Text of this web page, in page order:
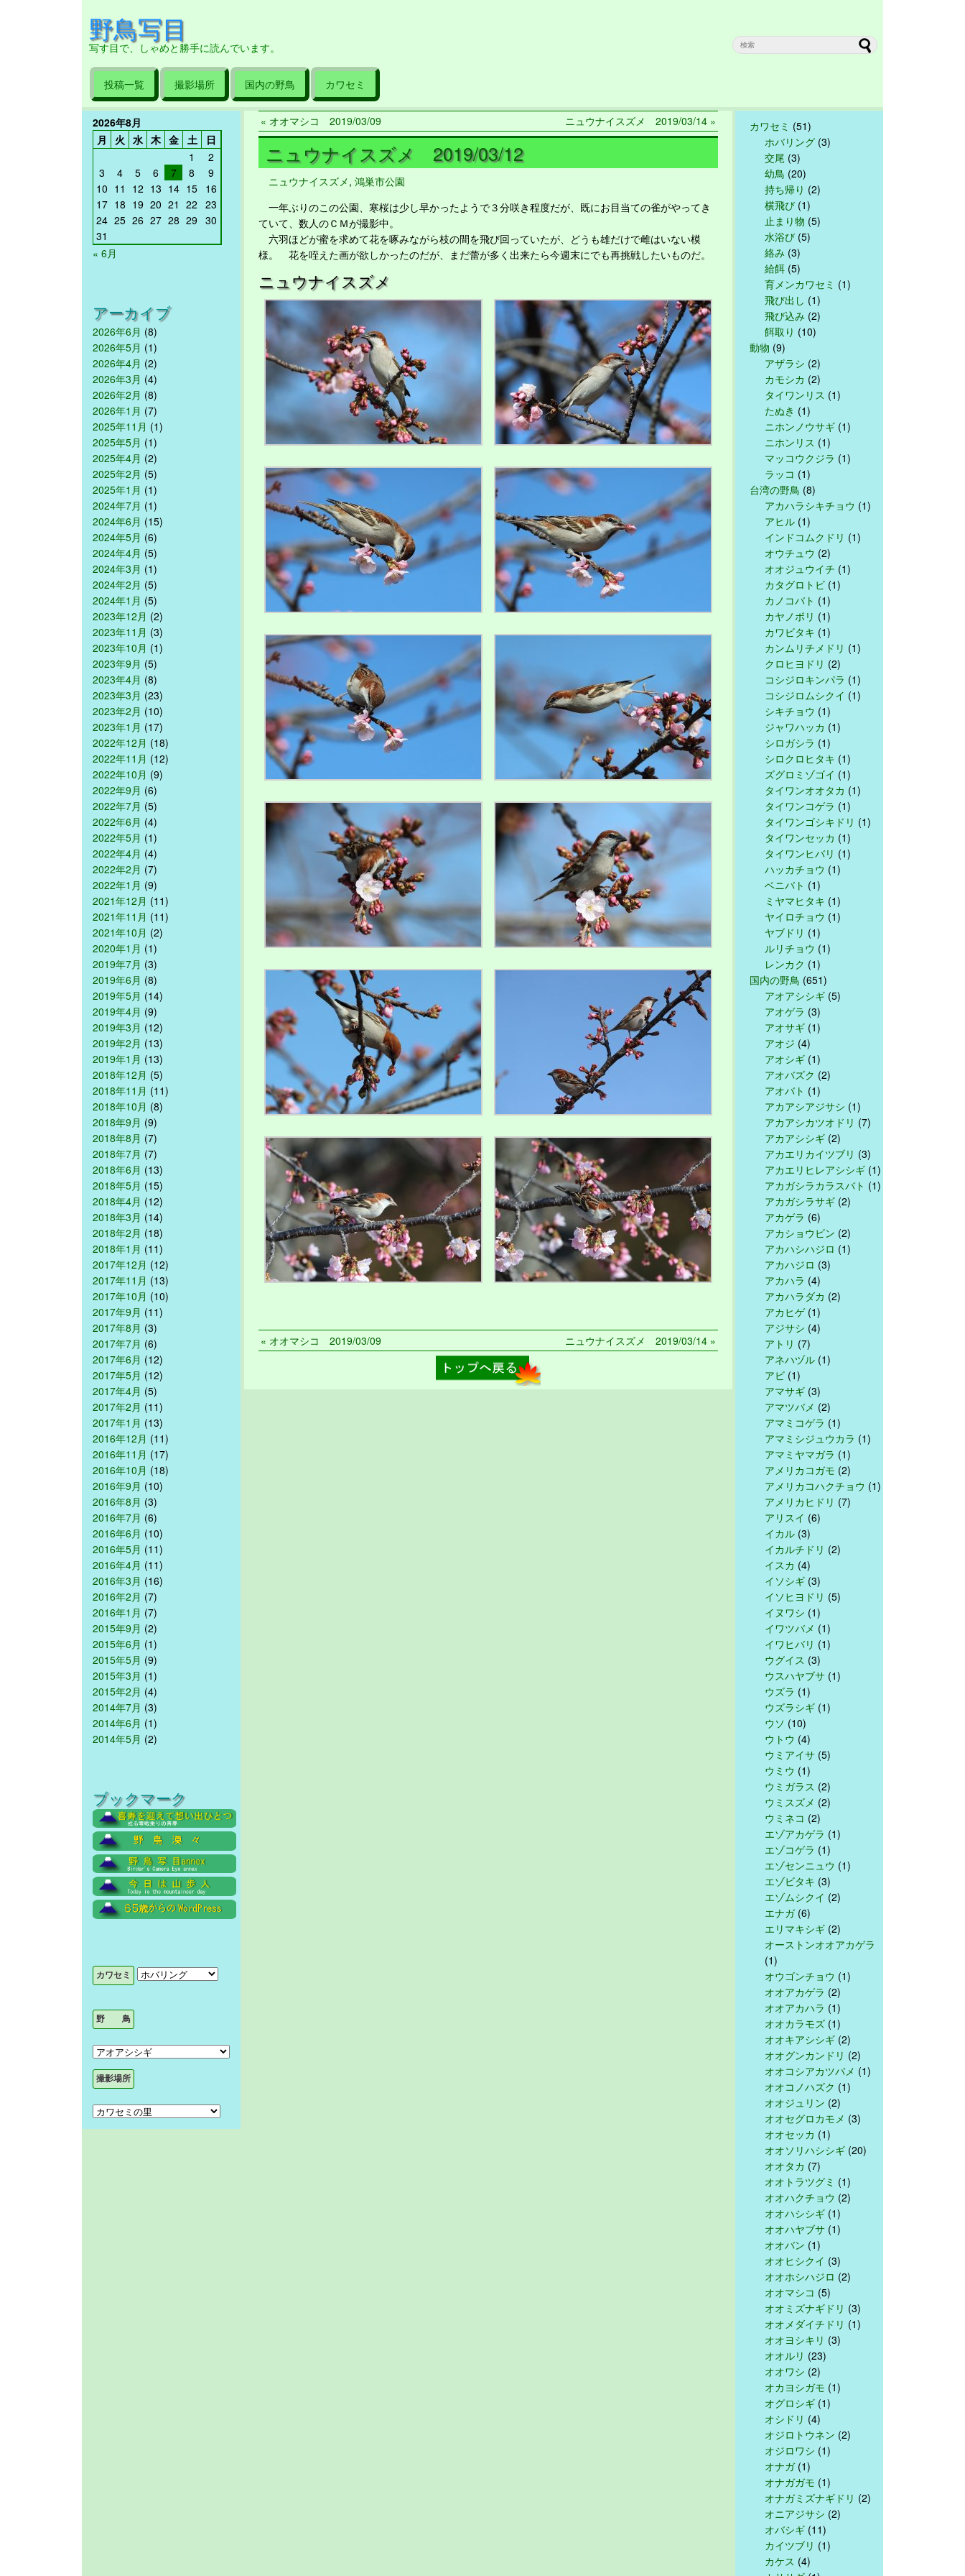
野鳥写目
写す目で、しゃめと勝手に読んでいます。
投稿一覧 撮影場所 国内の野鳥 カワセミ
2026年8月
月
火 水 木 金 土
日
1
2
3
4 5 6 7 8
9
10 11 12 13 14 15 16
17 18 19 20 21 22 23
24 25 26 27 28 29 30
31
« 6月
アーカイブ
2026年6月 (8)
2026年5月 (1)
2026年4月 (2)
2026年3月 (4)
2026年2月 (8)
2026年1月 (7)
2025年11月 (1)
2025年5月 (1)
2025年4月 (2)
2025年2月 (5)
2025年1月 (1)
2024年7月 (1)
2024年6月 (15)
2024年5月 (6)
2024年4月 (5)
2024年3月 (1)
2024年2月 (5)
2024年1月 (5)
2023年12月 (2)
2023年11月 (3)
2023年10月 (1)
2023年9月 (5)
2023年4月 (8)
2023年3月 (23)
2023年2月 (10)
2023年1月 (17)
2022年12月 (18)
2022年11月 (12)
2022年10月 (9)
2022年9月 (6)
2022年7月 (5)
2022年6月 (4)
2022年5月 (1)
2022年4月 (4)
2022年2月 (7)
2022年1月 (9)
2021年12月 (11)
2021年11月 (11)
2021年10月 (2)
2020年1月 (1)
2019年7月 (3)
2019年6月 (8)
2019年5月 (14)
2019年4月 (9)
2019年3月 (12)
2019年2月 (13)
2019年1月 (13)
2018年12月 (5)
2018年11月 (11)
2018年10月 (8)
2018年9月 (9)
2018年8月 (7)
2018年7月 (7)
2018年6月 (13)
2018年5月 (15)
2018年4月 (12)
2018年3月 (14)
2018年2月 (18)
2018年1月 (11)
2017年12月 (12)
2017年11月 (13)
2017年10月 (10)
2017年9月 (11)
2017年8月 (3)
2017年7月 (6)
2017年6月 (12)
2017年5月 (12)
2017年4月 (5)
2017年2月 (11)
2017年1月 (13)
2016年12月 (11)
2016年11月 (17)
2016年10月 (18)
2016年9月 (10)
2016年8月 (3)
2016年7月 (6)
2016年6月 (10)
2016年5月 (11)
2016年4月 (11)
2016年3月 (16)
2016年2月 (7)
2016年1月 (7)
2015年9月 (2)
2015年6月 (1)
2015年5月 (9)
2015年3月 (1)
2015年2月 (4)
2014年7月 (3)
2014年6月 (1)
2014年5月 (2)
ブックマーク
« オオマシコ 2019/03/09 ニュウナイスズメ 2019/03/14 »
ニュウナイスズメ 2019/03/12
ニュウナイスズメ, 鴻巣市公園
一年ぶりのこの公園、寒桜は少し早かったようで３分咲き程度だが、既にお目当ての雀がやってき
ていて、数人のＣＭが撮影中。
六羽ほどが蜜を求めて花を啄みながら枝の間を飛び回っていたが、どうも雄だけで雌はいない模
様。 花を咥えた画が欲しかったのだが、まだ蕾が多く出来たら今週末にでも再挑戦したいものだ。
ニュウナイスズメ
« オオマシコ 2019/03/09 ニュウナイスズメ 2019/03/14 »
カワセミ (51)
ホバリング (3)
交尾 (3)
幼鳥 (20)
持ち帰り (2)
横飛び (1)
止まり物 (5)
水浴び (5)
絡み (3)
給餌 (5)
育メンカワセミ (1)
飛び出し (1)
飛び込み (2)
餌取り (10)
動物 (9)
アザラシ (2)
カモシカ (2)
タイワンリス (1)
たぬき (1)
ニホンノウサギ (1)
ニホンリス (1)
マッコウクジラ (1)
ラッコ (1)
台湾の野鳥 (8)
アカハラシキチョウ (1)
アヒル (1)
インドコムクドリ (1)
オウチュウ (2)
オオジュウイチ (1)
カタグロトビ (1)
カノコバト (1)
カヤノボリ (1)
カワビタキ (1)
カンムリチメドリ (1)
クロヒヨドリ (2)
コシジロキンパラ (1)
コシジロムシクイ (1)
シキチョウ (1)
ジャワハッカ (1)
シロガシラ (1)
シロクロヒタキ (1)
ズグロミゾゴイ (1)
タイワンオオタカ (1)
タイワンコゲラ (1)
タイワンゴシキドリ (1)
タイワンセッカ (1)
タイワンヒバリ (1)
ハッカチョウ (1)
ベニバト (1)
ミヤマヒタキ (1)
ヤイロチョウ (1)
ヤブドリ (1)
ルリチョウ (1)
レンカク (1)
国内の野鳥 (651)
アオアシシギ (5)
アオゲラ (3)
アオサギ (1)
アオジ (4)
アオシギ (1)
アオバズク (2)
アオバト (1)
アカアシアジサシ (1)
アカアシカツオドリ (7)
アカアシシギ (2)
アカエリカイツブリ (3)
アカエリヒレアシシギ (1)
アカガシラカラスバト (1)
アカガシラサギ (2)
アカゲラ (6)
アカショウビン (2)
アカハシハジロ (1)
アカハジロ (3)
アカハラ (4)
アカハラダカ (2)
アカヒゲ(1)
アジサシ (4)
アトリ (7)
アネハヅル (1)
アビ (1)
アマサギ (3)
アマツバメ (2)
アマミコゲラ (1)
アマミシジュウカラ (1)
アマミヤマガラ (1)
アメリカコガモ (2)
アメリカコハクチョウ (1)
アメリカヒドリ (7)
アリスイ (6)
イカル (3)
イカルチドリ (2)
イスカ (4)
イソシギ (3)
イソヒヨドリ (5)
イヌワシ (1)
イワツバメ (1)
イワヒバリ (1)
ウグイス (3)
ウスハヤブサ (1)
ウズラ (1)
ウズラシギ (1)
ウソ (10)
ウトウ (4)
ウミアイサ (5)
ウミウ (1)
ウミガラス (2)
ウミスズメ (2)
ウミネコ (2)
エゾアカゲラ (1)
エゾコゲラ (1)
エゾセンニュウ (1)
エゾビタキ (3)
エゾムシクイ (2)
エナガ(6)
エリマキシギ (2)
オーストンオオアカゲラ
(1)
オウゴンチョウ (1)
オオアカゲラ (2)
オオアカハラ (1)
オオカラモズ (1)
オオキアシシギ (2)
オオグンカンドリ (2)
オオコシアカツバメ (1)
オオコノハズク (1)
オオジュリン (2)
オオセグロカモメ (3)
オオセッカ (1)
オオソリハシシギ (20)
オオタカ (7)
オオトラツグミ (1)
オオハクチョウ (2)
オオハシシギ (1)
オオハヤブサ (1)
オオバン (1)
オオヒシクイ (3)
オオホシハジロ (2)
オオマシコ (5)
オオミズナギドリ (3)
オオメダイチドリ (1)
オオヨシキリ (3)
オオルリ (23)
オオワシ (2)
オカヨシガモ (1)
オグロシギ (1)
オシドリ (4)
オジロトウネン (2)
オジロワシ (1)
オナガ(1)
オナガガモ (1)
オナガミズナギドリ (2)
オニアジサシ (2)
オバシギ (11)
カイツブリ (1)
カケス (4)